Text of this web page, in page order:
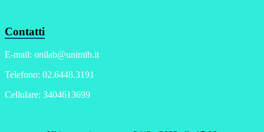
Contatti
E-mail: onilab@unimib.it
Telefono: 02.6448.3191
Cellulare: 3404613699